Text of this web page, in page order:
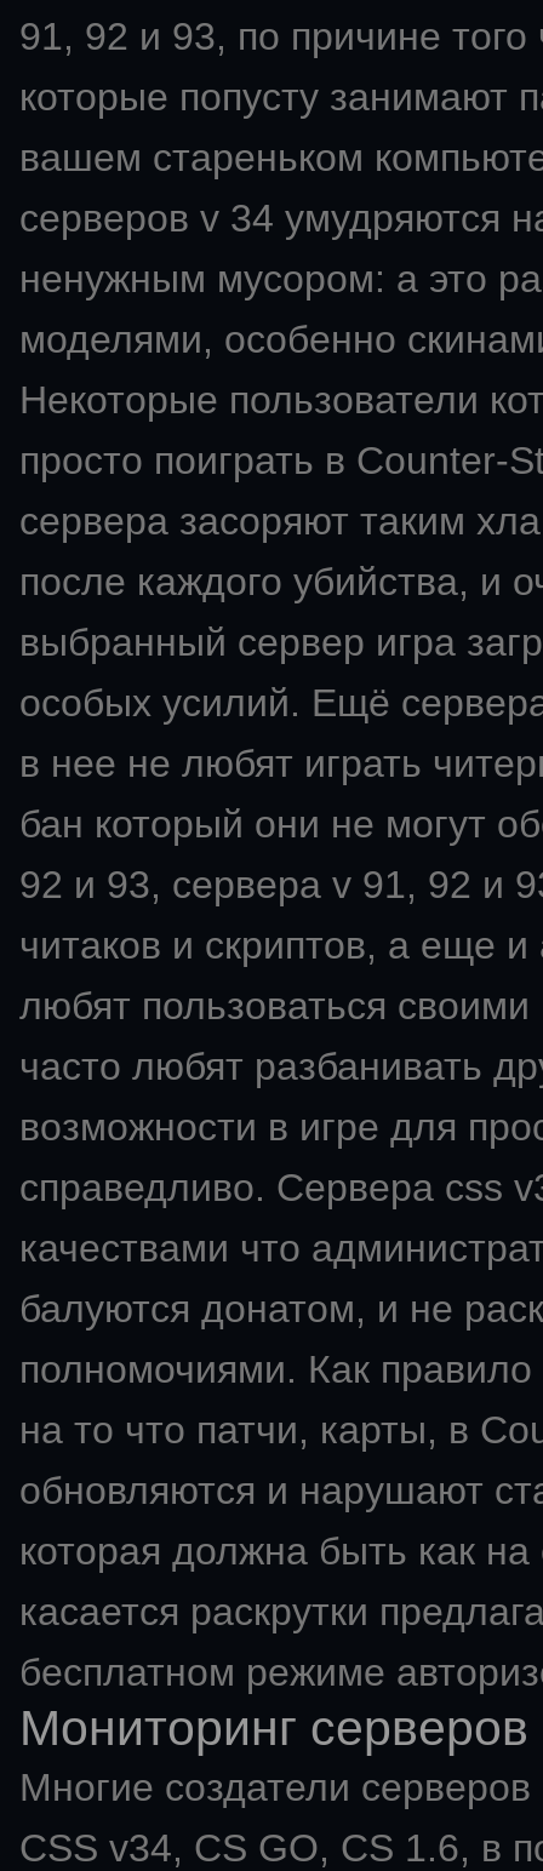
91, 92 и 93, по причине
которые попусту занимают
вашем стареньком
серверов v 34 умудряются
ненужным мусором: а это
моделями, особенно
Некоторые пользователи
просто поиграть в Counter-
сервера засоряют таким
после каждого убийства, и
выбранный сервер игра
особых усилий. Ещё
в нее не любят играть
бан который они не могут
92 и 93, сервера v 91, 92 и
читаков и скриптов, а еще
любят пользоваться
часто любят разбанивать
возможности в игре для
справедливо. Сервера css
качествами что
балуются донатом, и не
полномочиями. Как правило
на то что патчи, карты, в
обновляются и нарушают
которая должна быть как
касается раскрутки
бесплатном режиме
Мониторинг серверов
Многие создатели
CSS v34, CS GO, CS 1.6, в